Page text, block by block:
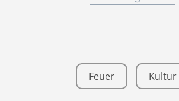
Feuer Kultur